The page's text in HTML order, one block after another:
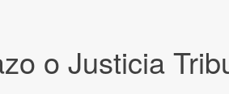
o Justicia